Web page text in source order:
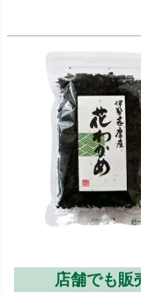
店舗でも販